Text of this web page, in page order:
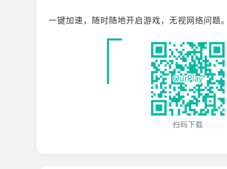
一键加速，随时随地开启游戏，无视网络问题
扫码下载